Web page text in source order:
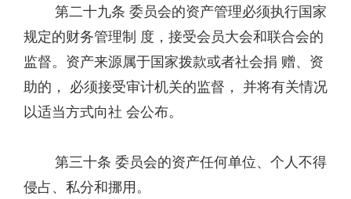
第二十九条 委员会的资产管理必须执行国家
规定的财务管理制 度，接受会员大会和联合会的
监督。资产来源属于国家拨款或者社会捐 赠、资
助的， 必须接受审计机关的监督， 并将有关情况
以适当方式向社 会公布。
第三十条 委员会的资产任何单位、个人不得
侵占、私分和挪用。